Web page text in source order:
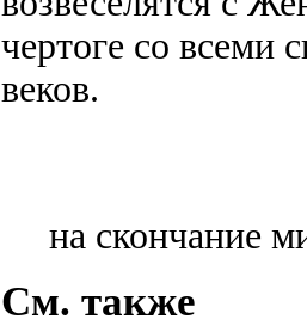
чертоге со всеми
веков.
на скончание
См. также